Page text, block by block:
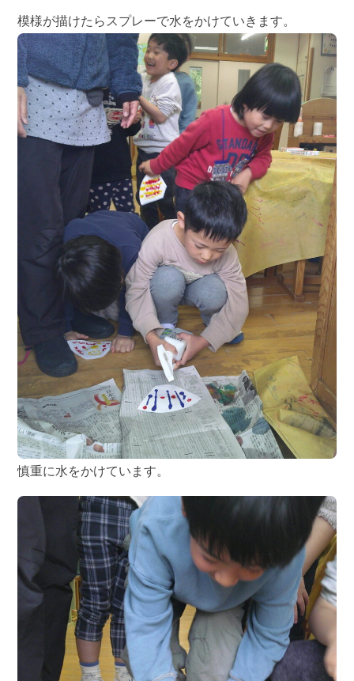
模様が描けたらスプレーで水をかけていきます。
慎重に水をかけています。